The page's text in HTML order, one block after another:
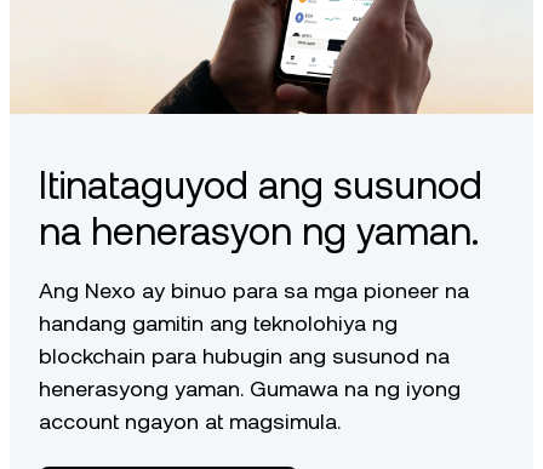
Itinataguyod ang susunod
na henerasyon ng yaman.
Ang Nexo ay binuo para sa mga pioneer na
handang gamitin ang teknolohiya ng
blockchain para hubugin ang susunod na
henerasyong yaman. Gumawa na ng iyong
account ngayon at magsimula.